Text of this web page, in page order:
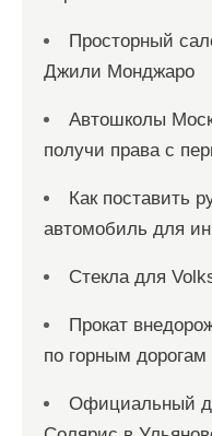
Просторный
Джили Монджаро
Автошколы
получи права с
Как поставить
автомобиль для
Стекла для
Прокат
по горным дорогам
Официальный